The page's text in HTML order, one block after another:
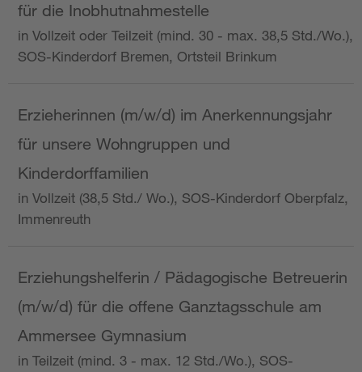
für die Inobhutnahmestelle
in Vollzeit oder Teilzeit (mind. 30 - max. 38,5 Std./Wo.),
SOS-Kinderdorf Bremen, Ortsteil Brinkum
Erzieherinnen (m/w/d) im Anerkennungsjahr
für unsere Wohngruppen und
Kinderdorffamilien
in Vollzeit (38,5 Std./ Wo.), SOS-Kinderdorf Oberpfalz,
Immenreuth
Erziehungshelferin / Pädagogische Betreuerin
(m/w/d) für die offene Ganztagsschule am
Ammersee Gymnasium
in Teilzeit (mind. 3 - max. 12 Std./Wo.), SOS-